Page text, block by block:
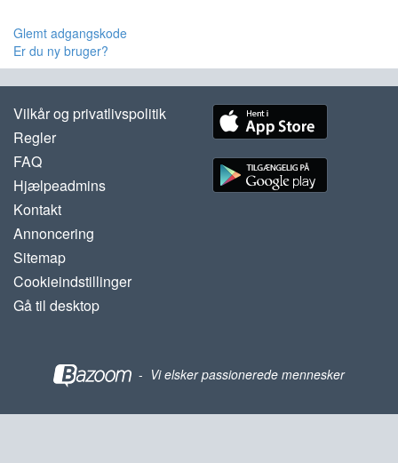
Glemt adgangskode
Er du ny bruger?
Vilkår og privatlivspolitik
Regler
FAQ
Hjælpeadmins
Kontakt
Annoncering
Sitemap
Cookieindstillinger
Gå til desktop
- Vi elsker passionerede mennesker